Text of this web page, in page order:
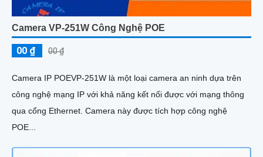
Camera VP-251W Công Nghệ POE
00 ₫ 00 ₫
Camera IP POEVP-251W là một loại camera an ninh dựa trên
công nghệ mạng IP với khả năng kết nối được với mạng thông
qua cổng Ethernet. Camera này được tích hợp công nghệ
POE...